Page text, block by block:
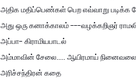
அதிக மதிப்பெண்கள் பெற எவ்வாறு படிக்க
அது ஒரு கனாக்காலம் ---வழக்கறிஞர்
அப்பா- கிராமியபாடல்
அம்மாவின் சேலை..... ஆயிரமாய்
அரிச்சந்திரன் கதை